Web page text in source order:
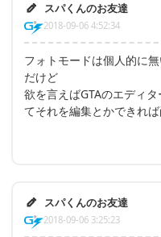
スパくんのお友達
2018-09-06 4:52:34
フォトモードは個人的に
だけど
欲を言えばGTAのエディ
てそれを編集とかできれ
スパくんのお友達
2018-09-06 3:25:23